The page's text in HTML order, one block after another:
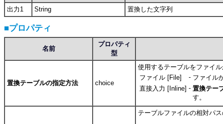
出力1
String 置換した文字列
■プロパティ
名前
プロパティ
型
置換テーブルの指定方法 choice
使用するテーブルをファイ
ファイル [File]
- ファイル
直接入力 [Inline] - 置換テー
す。
テーブルファイルの相対パ